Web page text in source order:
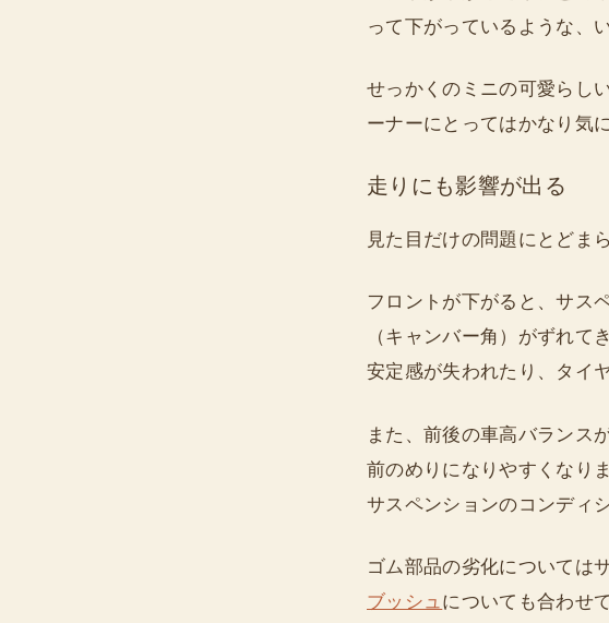
って下がっているような、
せっかくのミニの可愛らし
ーナーにとってはかなり気
走りにも影響が出る
見た目だけの問題にとどま
フロントが下がると、サス
（キャンバー角）がずれ
安定感が失われたり、タイ
また、前後の車高バランス
前のめりになりやすくなり
サスペンションのコンディ
ゴム部品の劣化については
ブッシュについても合わせ